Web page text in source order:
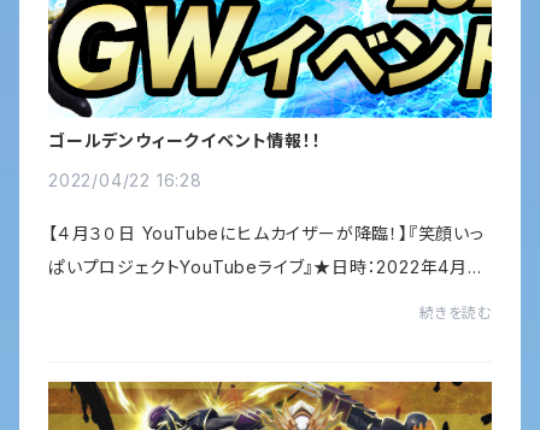
ゴールデンウィークイベント情報！！
2022/04/22 16:28
【４月３０日 YouTubeにヒムカイザーが降臨！】『笑顔いっ
ぱいプロジェクトYouTubeライブ』★日時：2022年4月30
続きを読む